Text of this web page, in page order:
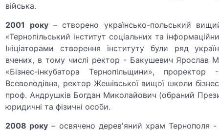
війська.
2001 року– створено українсько-польський
«Тернопільський інститут соціальних та
Ініціаторами створення інституту були ряд
вчених, в тому числі ректор - Бакушевич Ярослав
«Бізнес-інкубатора Тернопільщини»,
Всеволодівна, ректор Жешівської вищої школи
проф. Андрушків Богдан Миколайович (обраний
юридичні та фізичні особи.
2008 року – освячено дерев'яний храм Тернополя -